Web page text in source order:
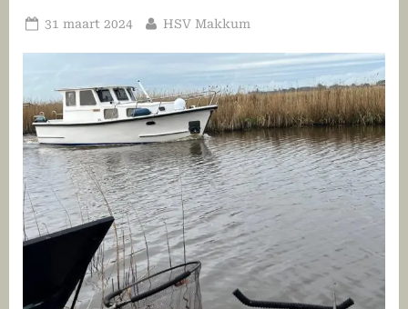
Geplaatst
31 maart 2024 Door
HSV Makkum